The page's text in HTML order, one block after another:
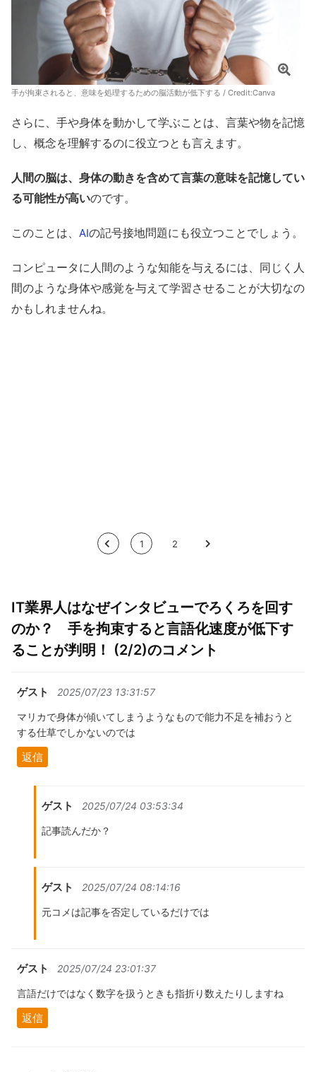
手が拘束されると、意味を処理するための脳活動が低下する / Credit:Canva
さらに、手や身体を動かして学ぶことは、言葉や物を記憶
し、概念を理解するのに役立つとも言えます。
人間の脳は、身体の動きを含めて言葉の意味を記憶してい
る可能性が高いのです。
このことは、 AIの記号接地問題にも役立つことでしょう。
コンピュータに人間のような知能を与えるには、同じく人
間のような身体や感覚を与えて学習させることが大切なの
かもしれませんね。
< 1 2 >
IT業界人はなぜインタビューでろくろを回す
のか？ 手を拘束すると言語化速度が低下す
ることが判明！ (2/2)のコメント
ゲスト 2025/07/23 13:31:57
マリカで身体が傾いてしまうようなもので能力不足を補おうと
する仕草でしかないのでは
返信
ゲスト 2025/07/24 03:53:34
記事読んだか？
ゲスト 2025/07/24 08:14:16
元コメは記事を否定しているだけでは
ゲスト 2025/07/24 23:01:37
言語だけではなく数字を扱うときも指折り数えたりしますね
返信